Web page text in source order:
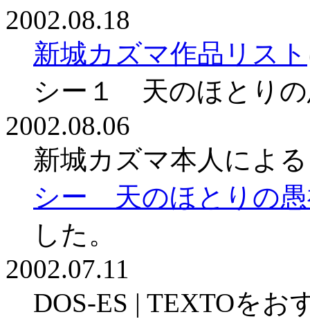
2002.08.18
新城カズマ作品リスト
シー１ 天のほとりの
2002.08.06
新城カズマ本人によ
シー 天のほとりの愚
した。
2002.07.11
DOS-ES | TEXTOを